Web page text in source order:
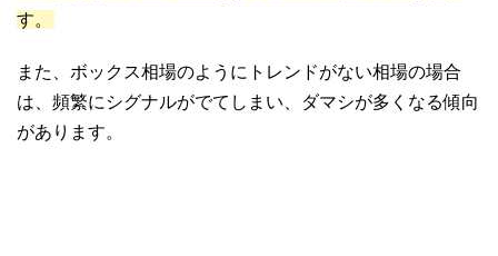
す。
また、ボックス相場のようにトレンドがない相場の場合
は、頻繁にシグナルがでてしまい、ダマシが多くなる傾向
があります。